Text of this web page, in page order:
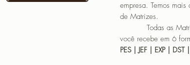
empresa. Temos
de Matrizes.
Todas as Matrizes
você recebe em 6
PES | JEF | EXP | DST